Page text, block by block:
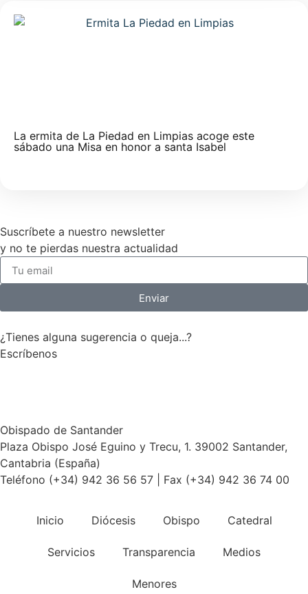
La ermita de La Piedad en Limpias acoge este
sábado una Misa en honor a santa Isabel
Suscríbete a nuestro newsletter
y no te pierdas nuestra actualidad
Enviar
¿Tienes alguna sugerencia o queja...?
Escríbenos
Obispado de Santander
Plaza Obispo José Eguino y Trecu, 1. 39002 Santander,
Cantabria (España)
Teléfono (+34) 942 36 56 57 | Fax (+34) 942 36 74 00
Inicio Diócesis Obispo Catedral
Servicios Transparencia Medios
Menores